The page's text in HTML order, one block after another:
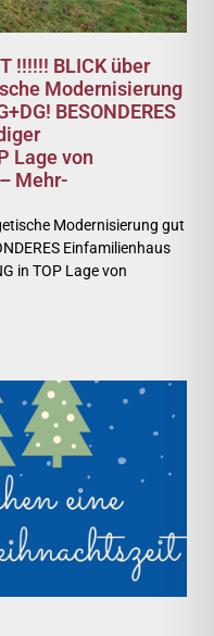
!!!!!! BLICK über
Modernisierung
BESONDERES
Lage von
Mehr-
Modernisierung gut
Einfamilienhaus
in TOP Lage von